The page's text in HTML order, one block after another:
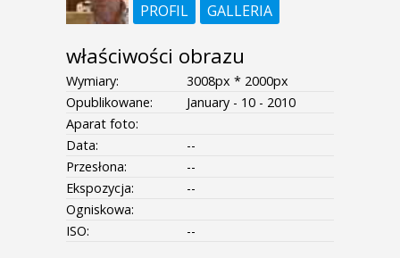
PROFIL
GALLERIA
właściwości obrazu
Wymiary:
3008px * 2000px
Opublikowane:
January - 10 - 2010
Aparat foto:
Data:
--
Przesłona:
--
Ekspozycja:
--
Ogniskowa:
ISO:
--